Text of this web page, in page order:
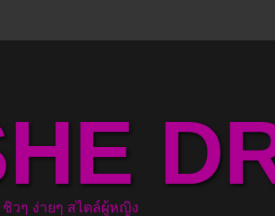
ชิวๆ ง่ายๆ สไตล์ผู้หญิง